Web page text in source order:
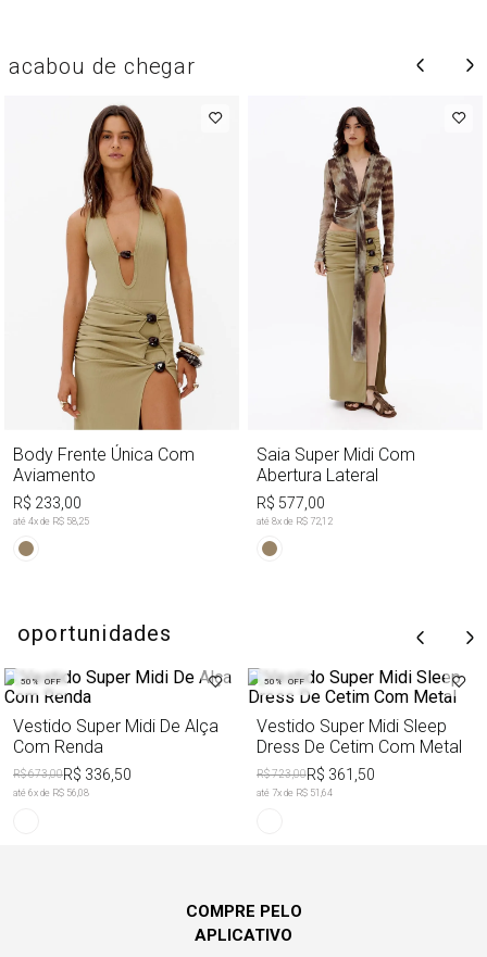
acabou de chegar
Body Frente Única Com
Aviamento
R$ 233,00
até 4x de R$ 58,25
Saia Super Midi Com
Abertura Lateral
R$ 577,00
até 8x de R$ 72,12
oportunidades
50% OFF
Vestido Super Midi De Alça
Com Renda
R$ 673,00R$ 336,50
até 6x de R$ 56,08
50% OFF
Vestido Super Midi Sleep
Dress De Cetim Com Metal
R$ 723,00R$ 361,50
até 7x de R$ 51,64
COMPRE PELO
APLICATIVO